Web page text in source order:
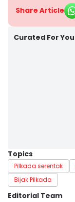
Share Article
Curated For You
Topics
Pilkada serentak
Bijak Pilkada
Editorial Team